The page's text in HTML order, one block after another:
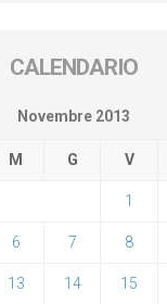
CALENDARIO
Novembre 2013
M G V
1
6 7 8
13 14 15